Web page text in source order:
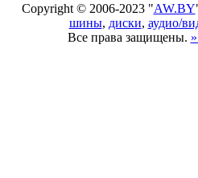
Copyright © 2006-2023 "AW.BY
шины, диски, аудио/
Все права защищены.